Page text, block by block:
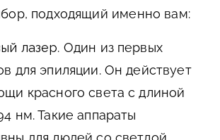
подходящий именно вам:
лазер. Один из первых
для эпиляции. Он действует
красного света с длиной
нм. Такие аппараты